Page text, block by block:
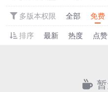
多版本权限
全部 免费
排序
最新 热度 点赞